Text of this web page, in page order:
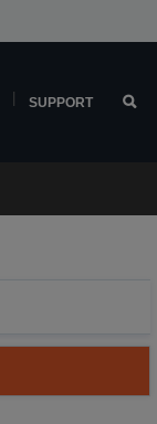
SUPPORT